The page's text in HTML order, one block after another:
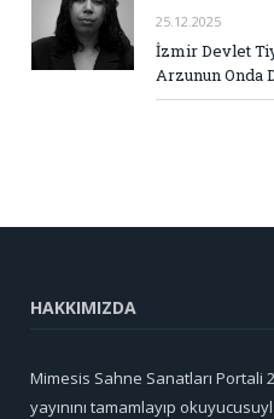
25.12.2025
İzmir Devlet
Arzunun Onda
HAKKIMIZDA
Mimesis Sahne Sanatları Portali
yayınını tamamlayıp